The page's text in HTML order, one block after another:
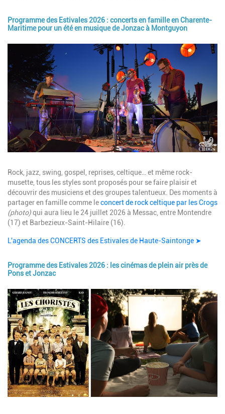
Programme des Estivales 2026 : concerts en famille en Charente-
Maritime pour un été en musique de Jonzac à Montguyon
Image
Description
Rock, jazz, swing, gospel, reprises, celtique… et même rock-
musette, tous les styles sont proposés pour se faire plaisir et
découvrir des musiciens et des groupes talentueux. Des moments à
partager en famille comme leconcert de rock celtique par les Crogs
(photo)qui aura lieu le 24 juillet 2026 à Messac, entre Montendre
(17) et Barbezieux-Saint-Hilaire (16).
L'agenda des CONCERTS des Estivales de Haute-Saintonge ➤
Programme des Estivales 2026 : les cinémas de plein air près de
Pons et Jonzac
Image